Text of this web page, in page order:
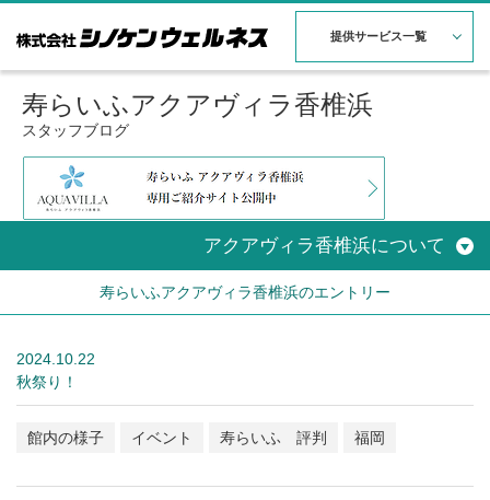
提供サービス一覧
寿らいふアクアヴィラ香椎浜
スタッフブログ
アクアヴィラ香椎浜について
寿らいふアクアヴィラ香椎浜のエントリー
2024.10.22
秋祭り！
館内の様子 イベント 寿らいふ 評判 福岡